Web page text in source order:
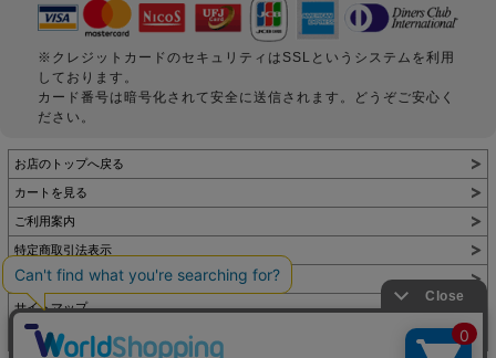
※クレジットカードのセキュリティはSSLというシステムを利用
しております。
カード番号は暗号化されて安全に送信されます。どうぞご安心く
ださい。
お店のトップへ戻る
カートを見る
ご利用案内
特定商取引法表示
個人情報の取扱い
サイトマップ
お問い合わせ